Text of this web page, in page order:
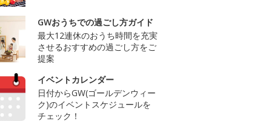
GWおうちでの過ごし方ガイド
最大12連休のおうち時間を充実
させるおすすめの過ごし方をご
提案
イベントカレンダー
日付からGW(ゴールデンウィー
ク)のイベントスケジュールを
チェック！